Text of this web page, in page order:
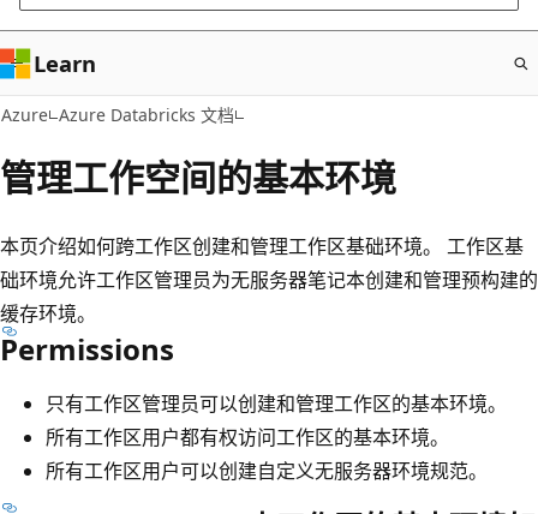
Learn
Azure Azure Databricks 文档
管理工作空间的基本环境
本页介绍如何跨工作区创建和管理工作区基础环境。 工作区基
础环境允许工作区管理员为无服务器笔记本创建和管理预构建的
缓存环境。
Permissions
只有工作区管理员可以创建和管理工作区的基本环境。
所有工作区用户都有权访问工作区的基本环境。
所有工作区用户可以创建自定义无服务器环境规范。